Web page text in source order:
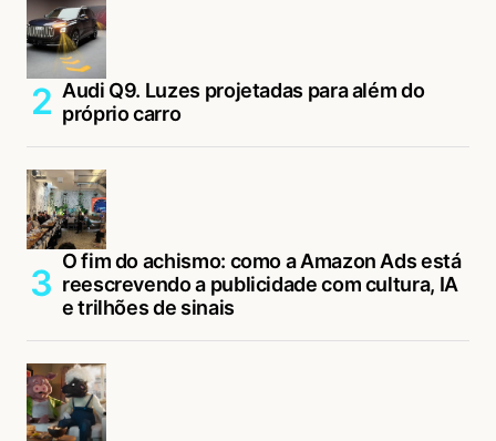
Audi Q9. Luzes projetadas para além do
próprio carro
O fim do achismo: como a Amazon Ads está
reescrevendo a publicidade com cultura, IA
e trilhões de sinais